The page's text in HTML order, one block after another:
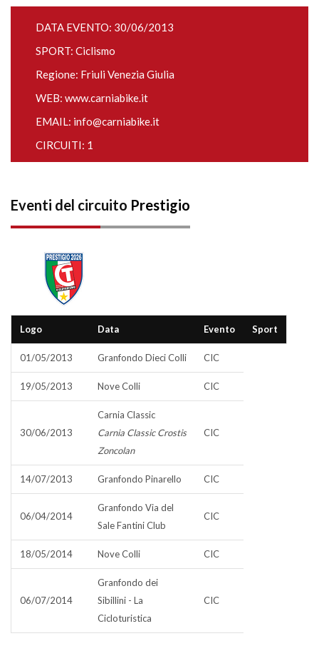
DATA EVENTO: 30/06/2013
SPORT: Ciclismo
Regione: Friuli Venezia Giulia
WEB: www.carniabike.it
EMAIL: info@carniabike.it
CIRCUITI: 1
Eventi del circuito Prestigio
Logo Data Evento Sport
01/05/2013 Granfondo Dieci Colli CIC
19/05/2013 Nove Colli CIC
30/06/2013
Carnia Classic
Carnia Classic Crostis
Zoncolan
CIC
14/07/2013 Granfondo Pinarello CIC
06/04/2014
Granfondo Via del
Sale Fantini Club
CIC
18/05/2014 Nove Colli CIC
06/07/2014
Granfondo dei
Sibillini - La
Cicloturistica
CIC